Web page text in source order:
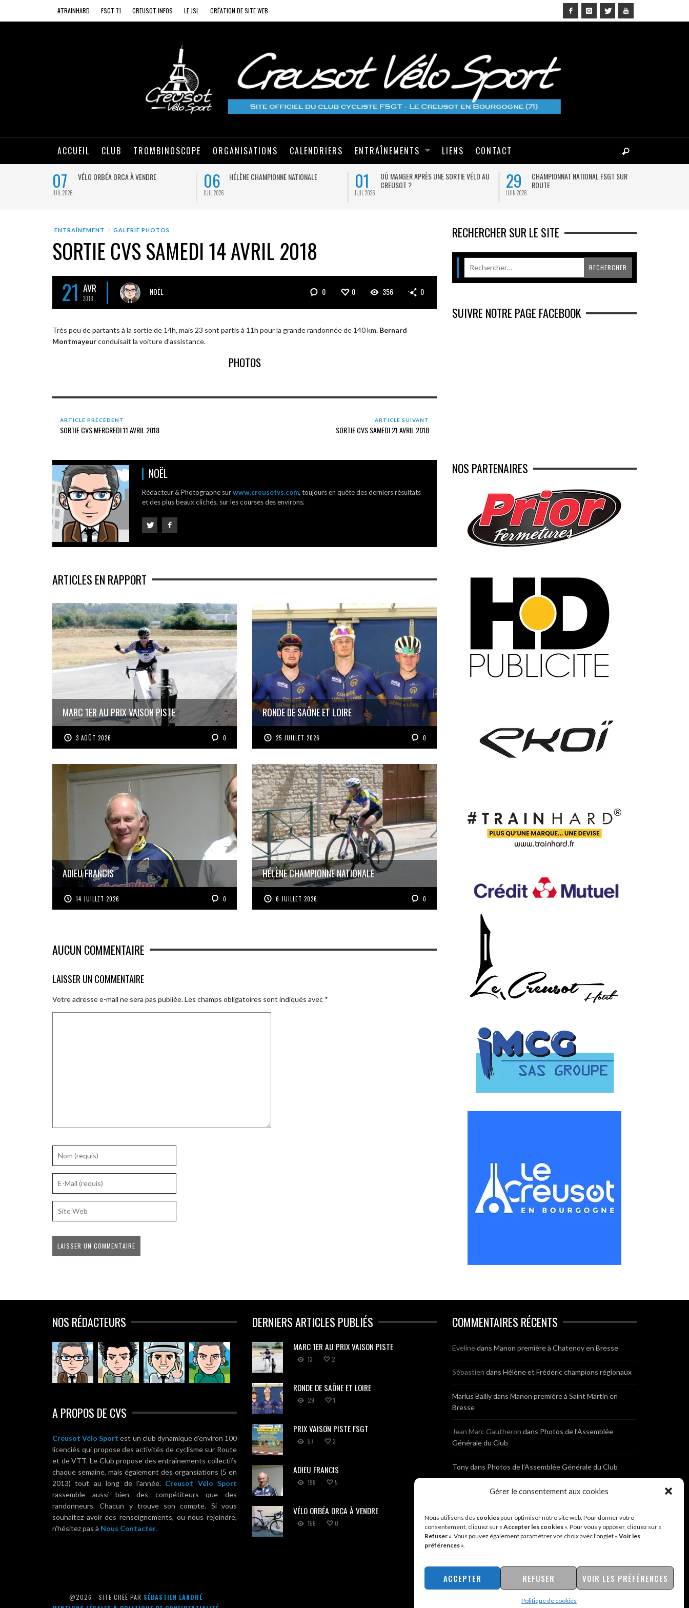
Gérer le consentement aux cookies
Nous utilisons des cookiespour optimiser notre site web. Pour donner votre
consentement, cliquez sur « Accepter les cookies ». Pour vous y opposer, cliquez sur «
Refuser ». Vous pouvez également paramétrer vos choix avec l'onglet « Voir les
préférences ».
ACCEPTER REFUSER VOIR LES PRÉFÉRENCES
Politique de cookies
#TRAINHARD FSGT 71 CREUSOT INFOS LE JSL CRÉATION DE SITE WEB
ACCUEIL CLUB TROMBINOSCOPE ORGANISATIONS CALENDRIERS ENTRAÎNEMENTS LIENS CONTACT
07
JUIL 2026
VÉLO ORBÉA ORCA À VENDRE 06
JUIL 2026
HÉLÈNE CHAMPIONNE NATIONALE 01
JUIL 2026
OÙ MANGER APRÈS UNE SORTIE VÉLO AU
CREUSOT ?
29
JUIN 2026
CHAMPIONNAT NATIONAL FSGT SUR
ROUTE
ENTRAÎNEMENT GALERIE PHOTOS
SORTIE CVS SAMEDI 14 AVRIL 2018
21 AVR
2018
NOËL 0 0 356 0
Très peu de partants à la sortie de 14h, mais 23 sont partis à 11h pour la grande randonnée de 140 km. Bernard
Montmayeurconduisait la voiture d’assistance.
PHOTOS
ARTICLE PRÉCÉDENT
SORTIE CVS MERCREDI 11 AVRIL 2018
ARTICLE SUIVANT
SORTIE CVS SAMEDI 21 AVRIL 2018
NOËL
Rédacteur & Photographe surwww.creusotvs.com, toujours en quête des derniers résultats
et des plus beaux clichés, sur les courses des environs.
ARTICLES EN RAPPORT
MARC 1ER AU PRIX VAISON PISTE
3 AOÛT 2026 0
RONDE DE SAÔNE ET LOIRE
25 JUILLET 2026 0
ADIEU FRANCIS
14 JUILLET 2026 0
HÉLÈNE CHAMPIONNE NATIONALE
6 JUILLET 2026 0
AUCUN COMMENTAIRE
LAISSER UN COMMENTAIRE
Votre adresse e-mail ne sera pas publiée.Les champs obligatoires sont indiqués avec *
RECHERCHER SUR LE SITE
SUIVRE NOTRE PAGE FACEBOOK
NOS PARTENAIRES
NOS RÉDACTEURS
A PROPOS DE CVS
Creusot Vélo Sport est un club dynamique d'environ 100
licenciés qui propose des activités de cyclisme sur Route
et de VTT. Le Club propose des entraînements collectifs
chaque semaine, mais également des organsiations (5 en
2013) tout au long de l'année. Creusot Vélo Sport
rassemble aussi bien des compétiteurs que des
randonneurs. Chacun y trouve son compte. Si vous
souhaitez avoir des renseignements, ou nous rejoindre,
n'hésitez pas à Nous Contacter.
DERNIERS ARTICLES PUBLIÉS
MARC 1ER AU PRIX VAISON PISTE
13 2
RONDE DE SAÔNE ET LOIRE
29 1
PRIX VAISON PISTE FSGT
57 3
ADIEU FRANCIS
198 5
VÉLO ORBÉA ORCA À VENDRE
156 0
COMMENTAIRES RÉCENTS
Evelinedans Manon première à Chatenoy en Bresse
Sébastien dans Hélène et Frédéric champions régionaux
Marius Baillydans Manon première à Saint Martin en
Bresse
Jean Marc Gautheron dans Photos de l’Assemblée
Générale du Club
Tonydans Photos de l’Assemblée Générale du Club
dansCyclocross de Brochon (21)
BreniauxdansCyclocross de Brochon (21)
AnonymedansDiététique Nutrition 71 – Cécile Guyon
Robert
@2026 - SITE CRÉÉ PAR SÉBASTIEN LANDRÉ